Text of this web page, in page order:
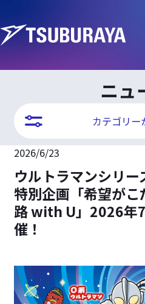
ニュ
カテゴリー
2026/6/23
ウルトラマンシリ
特別企画「希望が
路 with U」2026年
催！